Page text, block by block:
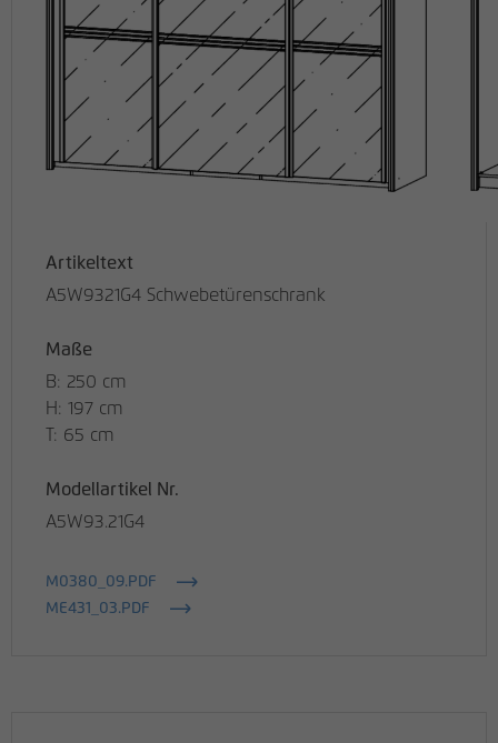
Artikeltext
A5W9321G4 Schwebetürenschrank
Maße
B: 250 cm
H: 197 cm
T: 65 cm
Modellartikel Nr.
A5W93.21G4
M0380_09.PDF
ME431_03.PDF